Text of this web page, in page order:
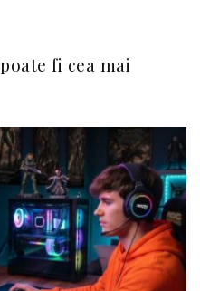
fi cea mai